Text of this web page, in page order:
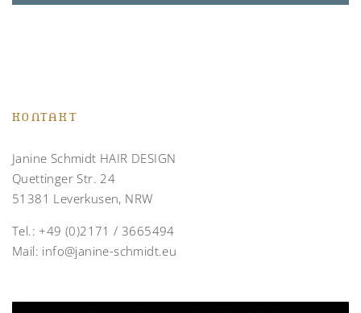
KONTAKT
Janine Schmidt HAIR DESIGN
Quettinger Str. 24
51381 Leverkusen, NRW
Tel.:+49 (0)2171 / 3665494
Mail: info@janine-schmidt.eu